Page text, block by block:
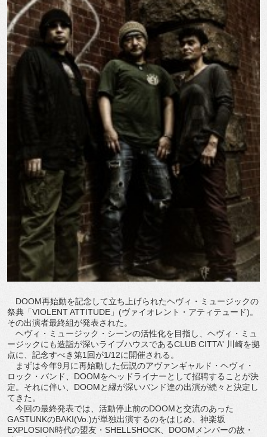
DOOM再始動を記念して立ち上げられたヘヴィ・ミュージックの
祭典「VIOLENT ATTITUDE」(ヴァイオレント・アティテュード)。
その出演者最終組が発表された。
ヘヴィ・ミュージック・シーンの活性化を目指し、ヘヴィ・ミュ
ージックにも造詣が深いライブハウスであるCLUB CITTA' 川崎を拠
点に、記念すべき第1回が1/12に開催される。
まずは今年9月に再始動した伝説のアヴァンギャルド・ヘヴィ・
ロック・バンド、DOOMをヘッドライナーとして招聘することが決
定。それに伴い、DOOMと縁が深いバンド達の出演が続々と決定し
てきた。
今回の最終発表では、活動停止前のDOOMと交流のあった
GASTUNKのBAKI(Vo.)が単独出演するのをはじめ、神楽坂
EXPLOSION時代の盟友・SHELLSHOCK、DOOMメンバーの故・